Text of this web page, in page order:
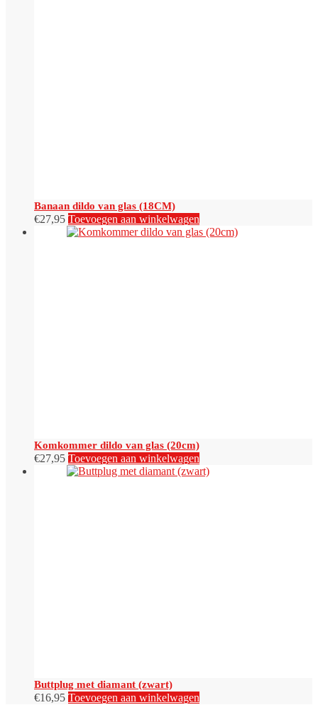
Banaan dildo van glas (18CM)
€27,95 Toevoegen aan winkelwagen
Komkommer dildo van glas (20cm)
€27,95 Toevoegen aan winkelwagen
Buttplug met diamant (zwart)
€16,95 Toevoegen aan winkelwagen